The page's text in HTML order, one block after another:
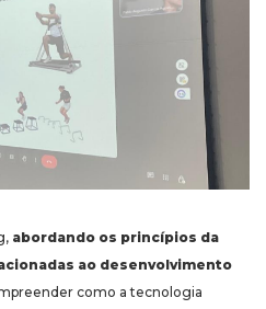
abordando os princípios da
ao desenvolvimento
como a tecnologia